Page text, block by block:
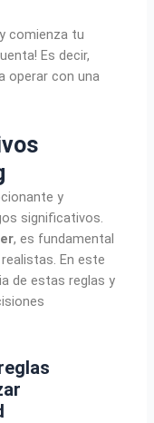
comienza tu
Es decir,
operar con una
y
significativos.
, es fundamental
En este
de estas reglas y